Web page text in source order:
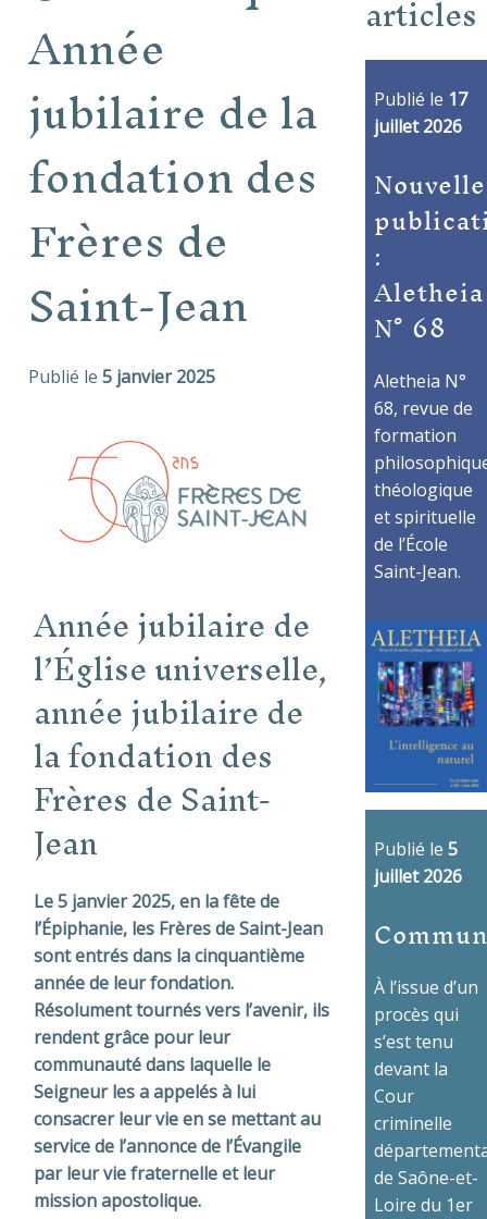
Année
jubilaire de la
fondation des
Frères de
Saint-Jean
Publié le 5 janvier 2025
Année jubilaire de
l’Église universelle,
année jubilaire de
la fondation des
Frères de Saint-
Jean
Le 5 janvier 2025, en la fête de
l’Épiphanie, les Frères de Saint-Jean
sont entrés dans la cinquantième
année de leur fondation.
Résolument tournés vers l’avenir, ils
rendent grâce pour leur
communauté dans laquelle le
Seigneur les a appelés à lui
consacrer leur vie en se mettant au
service de l’annonce de l’Évangile
par leur vie fraternelle et leur
mission apostolique.
articles
Publié le 17
juillet 2026
Nouvelle
:
Aletheia
N° 68
Aletheia N°
68, revue de
formation
théologique
et spirituelle
de l’École
Saint-Jean.
Publié le 5
juillet 2026
À l’issue d’un
procès qui
s’est tenu
devant la
Cour
criminelle
de Saône-et-
Loire du 1er